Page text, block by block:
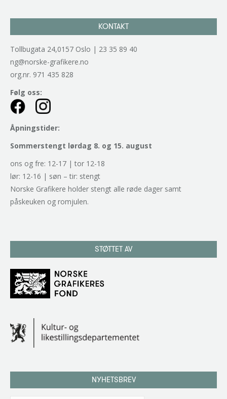
KONTAKT
Tollbugata 24,0157 Oslo | 23 35 89 40
ng@norske-grafikere.no
org.nr. 971 435 828
Følg oss:
Åpningstider:
Sommerstengt lørdag 8. og 15. august
ons og fre: 12-17 | tor 12-18
lør: 12-16 | søn – tir: stengt
Norske Grafikere holder stengt alle røde dager samt
påskeuken og romjulen.
STØTTET AV
NYHETSBREV